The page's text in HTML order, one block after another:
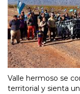
Valle hermoso se
territorial y sienta